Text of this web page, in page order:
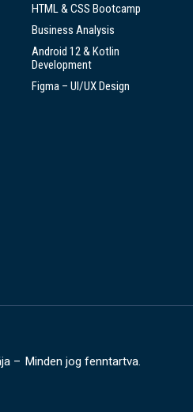
HTML & CSS Bootcamp
Business Analysis
Android 12 & Kotlin
Development
Figma – UI/UX Design
– Minden jog fenntartva.